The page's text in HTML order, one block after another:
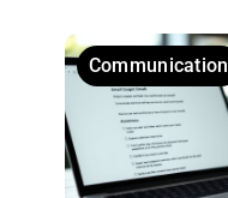
Communication